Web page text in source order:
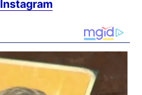
Instagram